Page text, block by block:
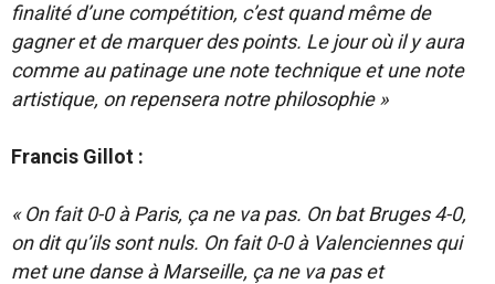
finalité d’une compétition, c’est quand même de
gagner et de marquer des points. Le jour où il y aura
comme au patinage une note technique et une note
artistique, on repensera notre philosophie »
Francis Gillot :
« On fait 0-0 à Paris, ça ne va pas. On bat Bruges 4-0,
on dit qu’ils sont nuls. On fait 0-0 à Valenciennes qui
met une danse à Marseille, ça ne va pas et